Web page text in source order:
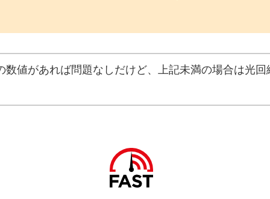
数値があれば問題なしだけど、上記未満の場合は光回